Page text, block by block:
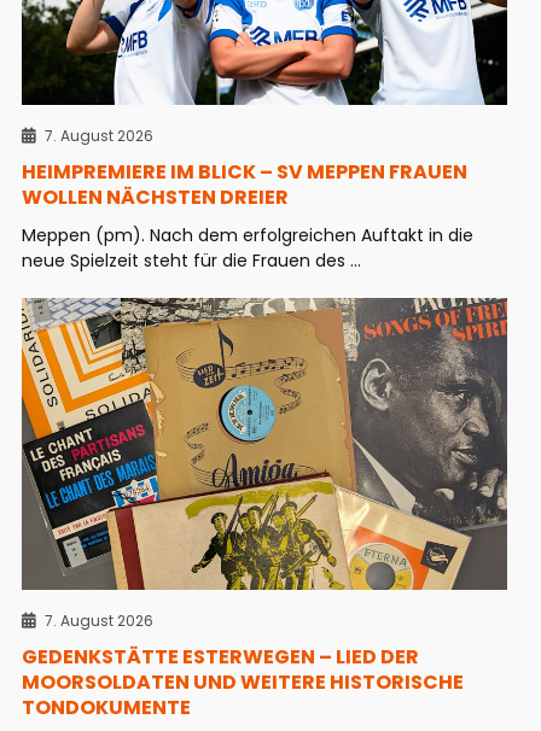
7. August 2026
HEIMPREMIERE IM BLICK – SV MEPPEN FRAUEN
WOLLEN NÄCHSTEN DREIER
Meppen (pm). Nach dem erfolgreichen Auftakt in die
neue Spielzeit steht für die Frauen des ...
7. August 2026
GEDENKSTÄTTE ESTERWEGEN – LIED DER
MOORSOLDATEN UND WEITERE HISTORISCHE
TONDOKUMENTE